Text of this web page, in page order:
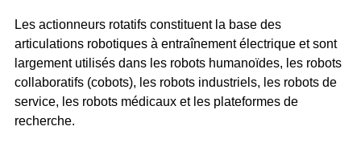
Les actionneurs rotatifs constituent la base des
articulations robotiques à entraînement électrique et sont
largement utilisés dans les robots humanoïdes, les robots
collaboratifs (cobots), les robots industriels, les robots de
service, les robots médicaux et les plateformes de
recherche.